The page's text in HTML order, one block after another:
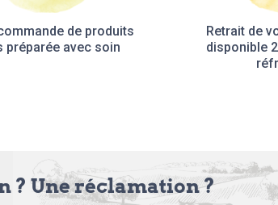
de produits
préparée avec soin
Retrait de
disponible
? Une réclamation ?